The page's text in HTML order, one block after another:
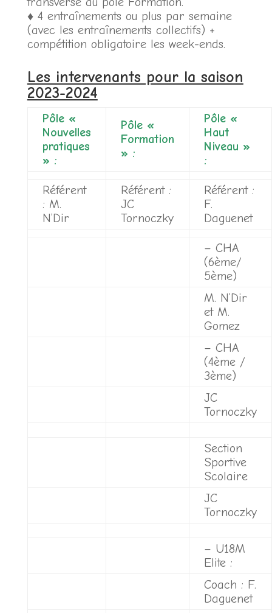
♦ 4 entraînements ou plus par semaine
(avec les entraînements collectifs) +
compétition obligatoire les week-ends.
Les intervenants pour la saison
2023-2024
Pôle «
Nouvelles
pratiques
» :
Pôle «
Formation
» :
Pôle «
Haut
Niveau »
:
Référent
: M.
N’Dir
Référent :
JC
Tornoczky
Référent :
F.
Daguenet
– CHA
(6ème/
5ème)
M. N’Dir
et M.
Gomez
– CHA
(4ème /
3ème)
JC
Tornoczky
Section
Sportive
Scolaire
JC
Tornoczky
– U18M
Elite :
Coach : F.
Daguenet